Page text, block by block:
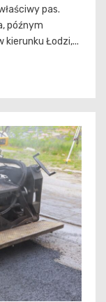
pas.
późnym
kierunku Łodzi,...